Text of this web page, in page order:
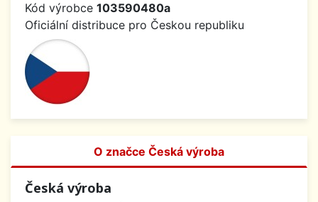
Kód výrobce 103590480a
Oficiální distribuce pro Českou republiku
O značce Česká výroba
Česká výroba